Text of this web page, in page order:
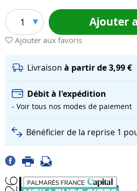
1 Ajouter
Ajouter aux favoris
Livraison à partir de 3,99 €
Débit à l'expédition
- Voir tous nos modes de paiement
Bénéficier de la reprise 1